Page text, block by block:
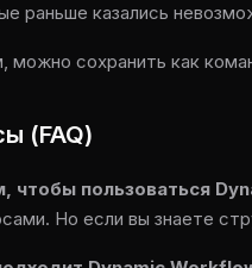
раньше казались
можно сохранить как
(FAQ)
чтобы пользоваться
Но если вы знаете